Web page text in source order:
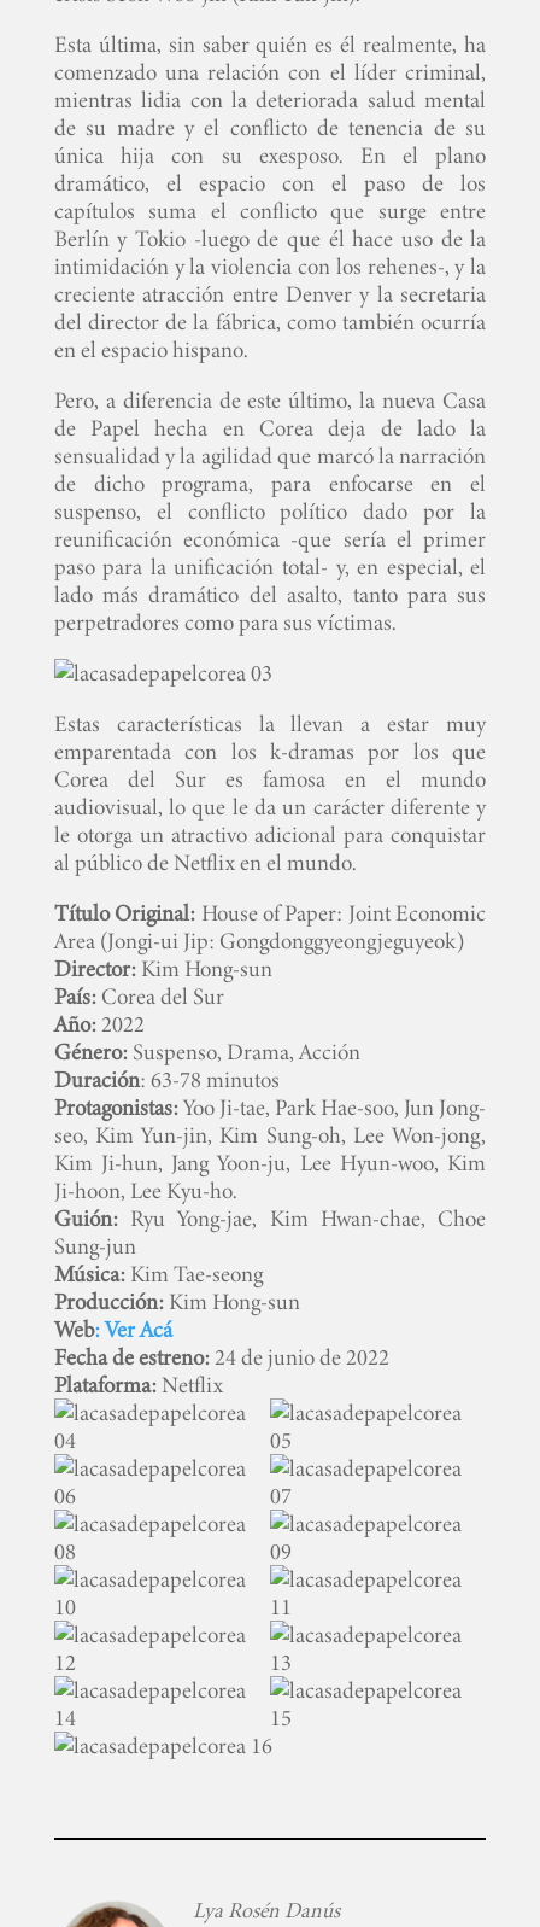
INICIO
PELICULAS
TECNOVITOS
T-
Esta última, sin saber quién es él realmente, ha
comenzado una relación con el líder criminal,
mientras lidia con la deteriorada salud mental
de su madre y el conflicto de tenencia de su
única hija con su exesposo. En el plano
dramático, el espacio con el paso de los
capítulos suma el conflicto que surge entre
Berlín y Tokio -luego de que él hace uso de la
intimidación y la violencia con los rehenes-, y la
creciente atracción entre Denver y la secretaria
del director de la fábrica, como también ocurría
en el espacio hispano.
Pero, a diferencia de este último, la nueva Casa
de Papel hecha en Corea deja de lado la
sensualidad y la agilidad que marcó la narración
de dicho programa, para enfocarse en el
suspenso, el conflicto político dado por la
reunificación económica -que sería el primer
paso para la unificación total- y, en especial, el
lado más dramático del asalto, tanto para sus
perpetradores como para sus víctimas.
Estas características la llevan a estar muy
emparentada con los k-dramas por los que
Corea del Sur es famosa en el mundo
audiovisual, lo que le da un carácter diferente y
le otorga un atractivo adicional para conquistar
al público de Netflix en el mundo.
Título Original: House of Paper: Joint Economic
Area (Jongi-ui Jip: Gongdonggyeongjeguyeok)
Director:Kim Hong-sun
País:Corea del Sur
Año:2022
Género:Suspenso, Drama, Acción
Duración: 63-78 minutos
Protagonistas:Yoo Ji-tae, Park Hae-soo, Jun Jong-
seo, Kim Yun-jin, Kim Sung-oh, Lee Won-jong,
Kim Ji-hun, Jang Yoon-ju, Lee Hyun-woo, Kim
Ji-hoon, Lee Kyu-ho.
Guión:Ryu Yong-jae, Kim Hwan-chae, Choe
Sung-jun
Música:Kim Tae-seong
Producción:Kim Hong-sun
Web: Ver Acá
Fecha de estreno:24 de junio de 2022
Plataforma:Netflix
Lya Rosén Danús